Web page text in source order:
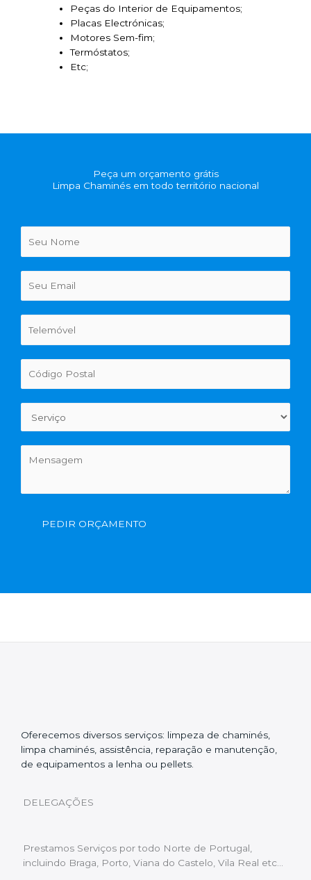
Peças do Interior de Equipamentos;
Placas Electrónicas;
Motores Sem-fim;
Termóstatos;
Etc;
Peça um orçamento grátis
Limpa Chaminés em todo território nacional
PEDIR ORÇAMENTO
Oferecemos diversos serviços: limpeza de chaminés,
limpa chaminés, assistência, reparação e manutenção,
de equipamentos a lenha ou pellets.
DELEGAÇÕES
Prestamos Serviços por todo Norte de Portugal,
incluindo Braga, Porto, Viana do Castelo, Vila Real etc…